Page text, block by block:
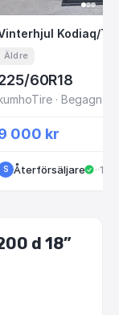
Äldre
60R18
000 kr
S Återförsäljare ··11
d 18”